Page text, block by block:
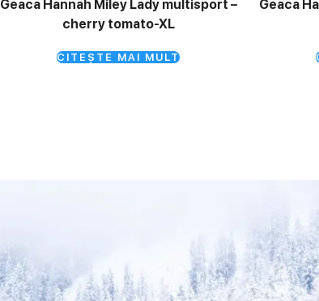
Geaca Hannah Miley Lady multisport –
cherry tomato-XL
CITEȘTE MAI MULT
Geaca